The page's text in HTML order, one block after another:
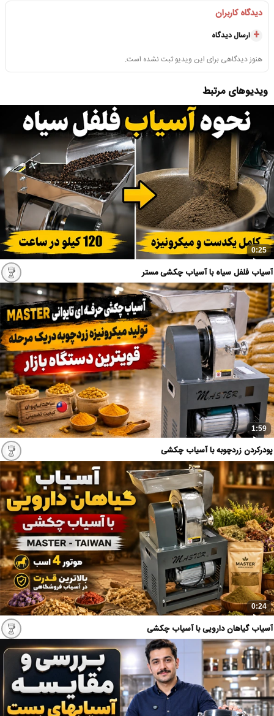
دیدگاه کاربران
ارسال دیدگاه
هنوز دیدگاهی برای این ویدیو ثبت نشده است.
ویدیوهای مرتبط
0:25
آسیاب فلفل سیاه با آسیاب چکشی مستر
1:59
پودرکردن زردچوبه با آسیاب چکشی
0:24
آسیاب گیاهان دارویی با آسیاب چکشی